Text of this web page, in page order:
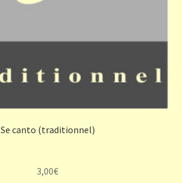
Se canto (traditionnel)
3,00€